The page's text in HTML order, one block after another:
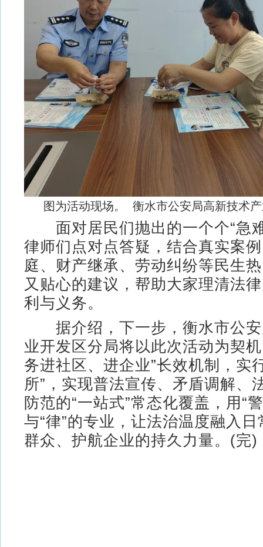
图为活动现场。 衡水市公安局高新技术
面对居民们抛出的一个个“急
律师们点对点答疑，结合真实案
庭、财产继承、劳动纠纷等民生
又贴心的建议，帮助大家理清法
利与义务。
据介绍，下一步，衡水市公安
业开发区分局将以此次活动为契
务进社区、进企业”长效机制，实
所”，实现普法宣传、矛盾调解、
防范的“一站式”常态化覆盖，用“
与“律”的专业，让法治温度融入
群众、护航企业的持久力量。(完)